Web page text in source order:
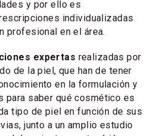
y por ello es
individualizadas
profesional en el área.
expertas realizadas por
de la piel, que han de tener
en la formulación y
para saber qué cosmético es
tipo de piel en función de sus
junto a un amplio estudio